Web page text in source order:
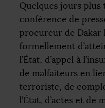
Quelques jours
conférence de
procureur de Dakar
formellement
l’État, d’appel à
de malfaiteurs en
terroriste, de
l’État, d’actes et de